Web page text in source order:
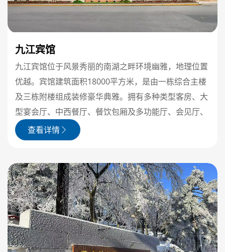
九江宾馆
九江宾馆位于风景秀丽的南湖之畔环境幽雅，地理位置
优越。宾馆建筑面积18000平方米，是由一栋综合主楼
及三栋附楼组成装修豪华典雅。拥有多种类型客房、大
型宴会厅、中西餐厅、餐饮包厢及多功能厅、会见厅、
查看详情